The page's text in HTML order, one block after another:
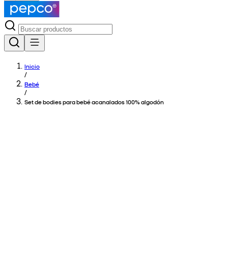
Inicio
/
Bebé
/
Set de bodies para bebé acanalados 100% algodón